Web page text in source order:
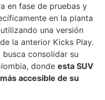
en fase de pruebas y
en la planta
una versión
la anterior Kicks Play.
consolidar su
donde esta SUV
accesible de su